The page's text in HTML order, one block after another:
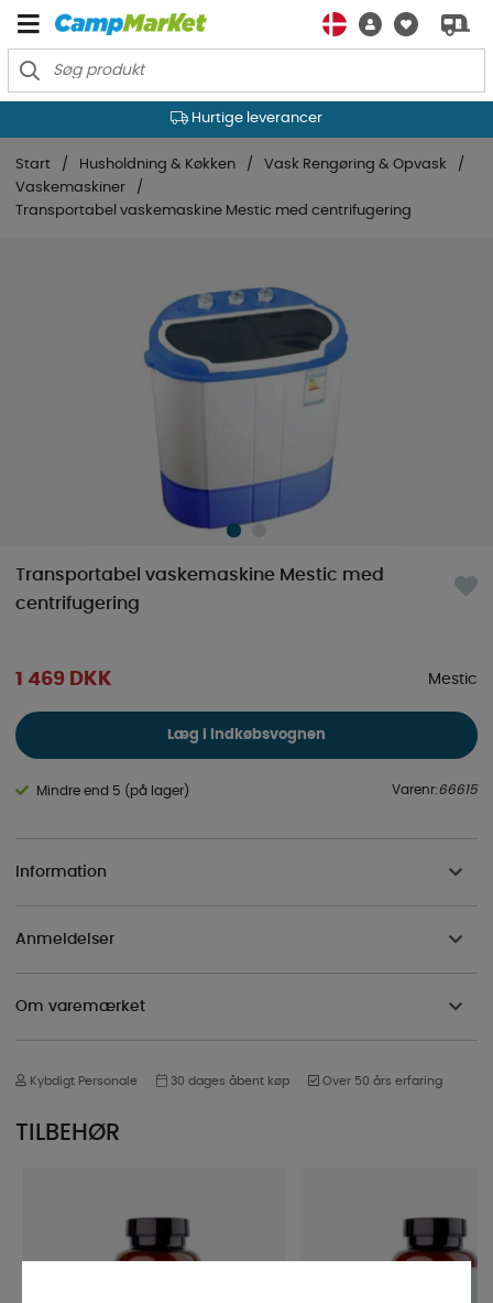
Hurtige leverancer
Start Husholdning & Køkken
Vask Rengøring & Opvask
Vaskemaskiner
Transportabel vaskemaskine Mestic med centrifugering
Transportabel vaskemaskine Mestic med
centrifugering
1 469 DKK Mestic
Læg i indkøbsvognen
Mindre end 5 (på lager) Varenr:66615
Information
Anmeldelser
Om varemærket
Kybdigt Personale 30 dages åbent køp Over 50 års erfaring
TILBEHØR